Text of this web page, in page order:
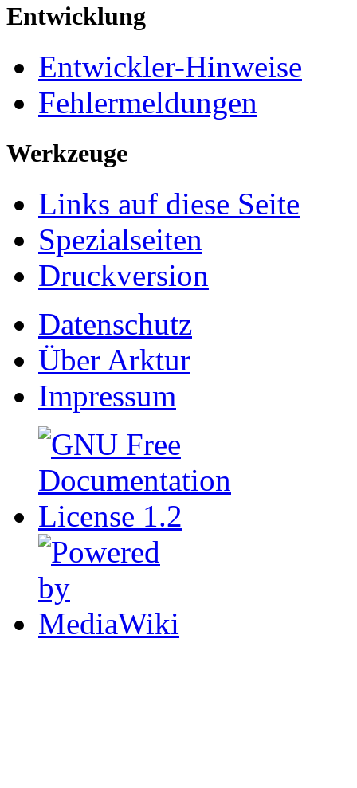
Entwicklung
Entwickler-Hinweise
Fehlermeldungen
Werkzeuge
Links auf diese Seite
Spezialseiten
Druckversion
Datenschutz
Über Arktur
Impressum